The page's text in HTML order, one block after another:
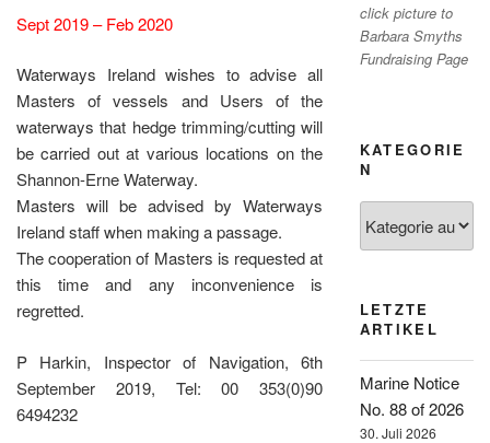
Sept 2019 – Feb 2020
Waterways Ireland wishes to advise all
Masters of vessels and Users of the
waterways that hedge trimming/cutting will
be carried out at various locations on the
Shannon-Erne Waterway.
Masters will be advised by Waterways
Ireland staff when making a passage.
The cooperation of Masters is requested at
this time and any inconvenience is
regretted.
P Harkin, Inspector of Navigation, 6th
September 2019, Tel: 00 353(0)90
6494232
click picture to
Barbara Smyths
Fundraising Page
KATEGORIE
N
LETZTE
ARTIKEL
Marine Notice
No. 88 of 2026
30. Juli 2026